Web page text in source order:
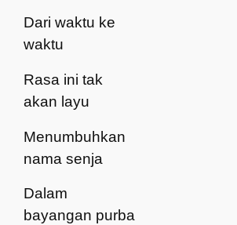
Dari waktu ke
waktu
Rasa ini tak
akan layu
Menumbuhkan
nama senja
Dalam
bayangan purba